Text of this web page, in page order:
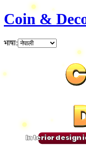
Coin &
भाषा:
Interior design